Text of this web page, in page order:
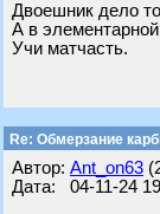
Двоешник дело
А в
Учи матчасть.
Re: Обмерзание
Автор: Ant_on63
Дата: 04-11-24